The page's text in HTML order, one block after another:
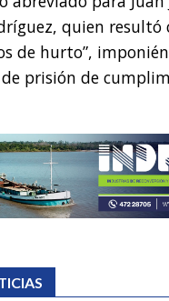
quien resultó
de hurto”,
de prisión de